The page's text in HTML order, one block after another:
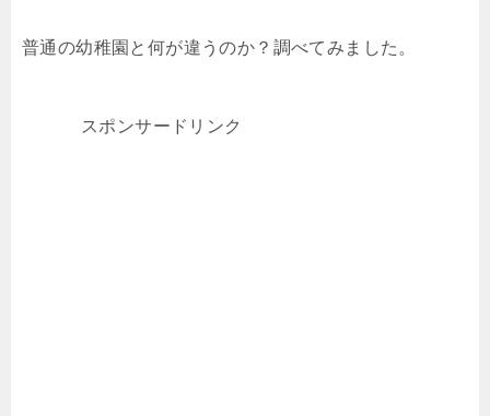
普通の幼稚園と何が違うのか？調べてみました。
スポンサードリンク